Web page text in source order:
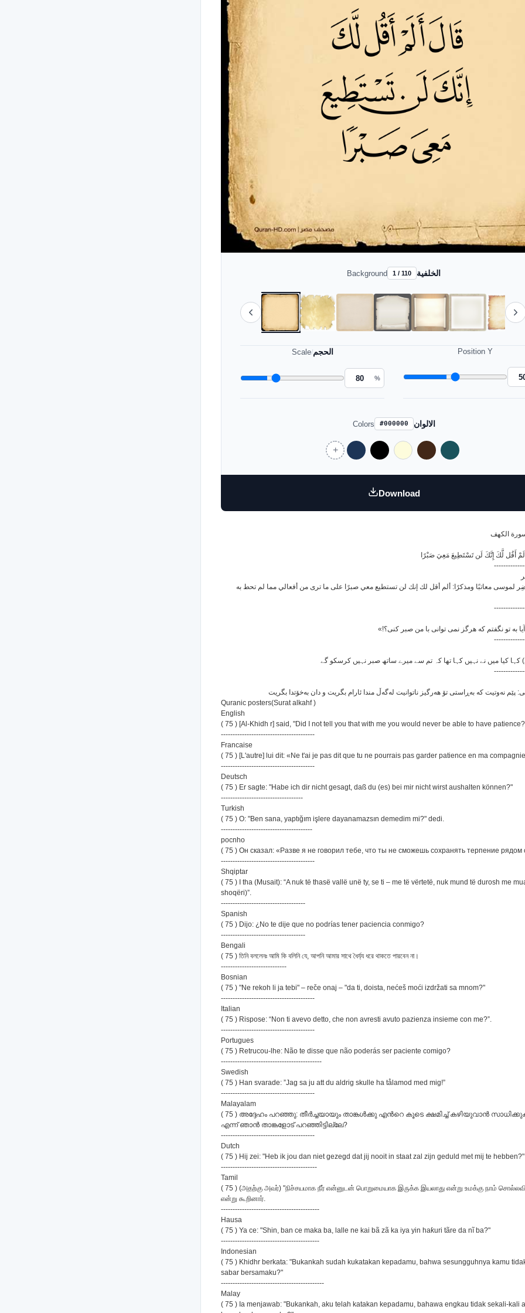
Background 1 / 110 الخلفية
Scale/الحجم
%
Position Y
Colors #000000 الالوان
Download
الكهف
لموسى معاتبًا ومذكرًا: ألم أقل لك إنك لن تستطيع معي صبرًا على ما ترى من أفعالي مما لم تحط به
Quranic posters(Surat alkahf )
English
( 75 ) [Al-Khidh r] said, "Did I not tell you that with me you would never be able to have
----------------------------------------
Francaise
( 75 ) [L'autre] lui dit: «Ne t'ai je pas dit que tu ne pourrais pas garder patience en ma
----------------------------------------
Deutsch
( 75 ) Er sagte: "Habe ich dir nicht gesagt, daß du (es) bei mir nicht wirst aushalten können?"
-----------------------------------
Turkish
( 75 ) O: "Ben sana, yaptığım işlere dayanamazsın demedim mi?" dedi.
---------------------------------------
pocnho
( 75 ) Он сказал: «Разве я не говорил тебе, что ты не сможешь сохранять терпение рядом
----------------------------------------
Shqiptar
( 75 ) I tha (Musait): “A nuk të thasë vallë unë ty, se ti – me të vërtetë, nuk mund të durosh me
shoqëri)”.
------------------------------------
Spanish
( 75 ) Dijo: ¿No te dije que no podrías tener paciencia conmigo?
------------------------------------
Bengali
( 75 ) তিনি বললেনঃ আমি কি বলিনি যে, আপনি আমার সাথে ধৈর্য্য ধরে থাকতে পারবেন না।
----------------------------
Bosnian
( 75 ) "Ne rekoh li ja tebi" – reče onaj – "da ti, doista, nećeš moći izdržati sa mnom?"
----------------------------------------
Italian
( 75 ) Rispose: “Non ti avevo detto, che non avresti avuto pazienza insieme con me?”.
----------------------------------------
Portugues
( 75 ) Retrucou-lhe: Não te disse que não poderás ser paciente comigo?
-------------------------------------------
Swedish
( 75 ) Han svarade: ”Jag sa ju att du aldrig skulle ha tålamod med mig!”
----------------------------------------
Malayalam
( 75 ) അദ്ദേഹം പറഞ്ഞു: തീര്‍ച്ചയായും താങ്കള്‍ക്കു എന്‍റെ കൂടെ ക്ഷമിച്ച് കഴിയുവാന്‍
എന്ന് ഞാന്‍ താങ്കളോട് പറഞ്ഞിട്ടില്ലേ?
----------------------------------------
Dutch
( 75 ) Hij zei: "Heb ik jou dan niet gezegd dat jij nooit in staat zal zijn geduld met mij te hebben?"
-----------------------------------------
Tamil
( 75 ) (அதற்கு அவர்) "நிச்சயமாக நீர் என்னுடன் பொறுமையாக இருக்க இயலாது என்று உமக்கு நாம்
என்று கூறினார்.
------------------------------------------
Hausa
( 75 ) Ya ce: "Shin, ban ce maka ba, lalle ne kai bã zã ka iya yin haƙuri tãre da nĩ ba?"
------------------------------------------
Indonesian
( 75 ) Khidhr berkata: "Bukankah sudah kukatakan kepadamu, bahwa sesungguhnya kamu
sabar bersamaku?"
--------------------------------------------
Malay
( 75 ) Ia menjawab: "Bukankah, aku telah katakan kepadamu, bahawa engkau tidak sekali-kali